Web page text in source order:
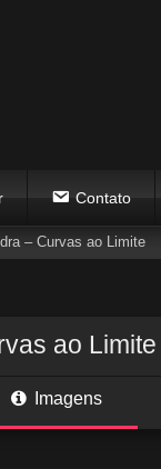
Contato
– Curvas ao Limite
ao Limite
Imagens